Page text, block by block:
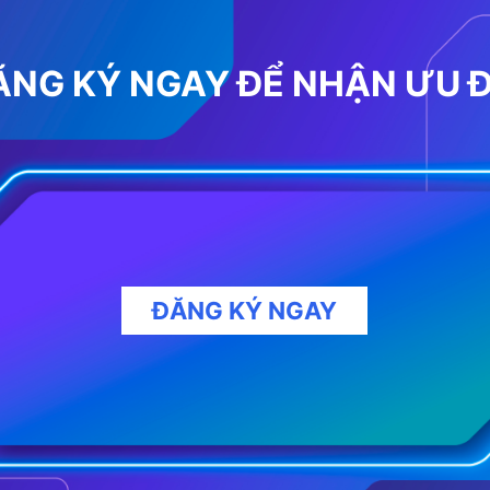
KÝ NGAY ĐỂ NHẬN ƯU
ĐĂNG KÝ NGAY